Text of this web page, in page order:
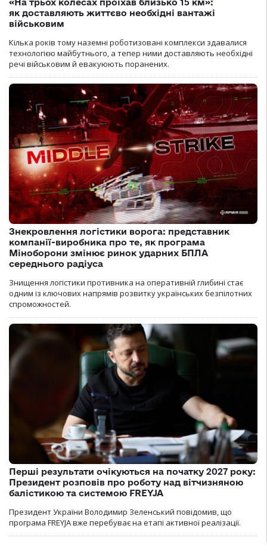
«На трьох колесах проїхав близько 15 км»:
як доставляють життєво необхідні вантажі
військовим
Кілька років тому наземні роботизовані комплекси здавалися
технологією майбутнього, а тепер ними доставляють необхідні
речі військовим й евакуюють поранених.
Знекровлення логістики ворога: представник
компанії-виробника про те, як програма
Міноборони змінює ринок ударних БПЛА
середнього радіуса
Знищення логістики противника на оперативній глибині стає
одним із ключових напрямів розвитку українських безпілотних
спроможностей.
Перші результати очікуються на початку 2027 року:
Президент розповів про роботу над вітчизняною
балістикою та системою FREYJA
Президент України Володимир Зеленський повідомив, що
програма FREYJA вже перебуває на етапі активної реалізації.